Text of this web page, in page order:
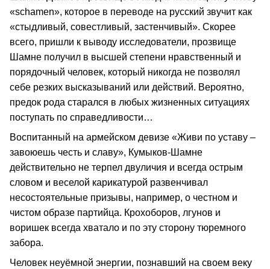
«schamen», которое в переводе на русский звучит как
«стыдливый, совестливый, застенчивый». Скорее
всего, пришли к выводу исследователи, прозвище
Шамне получил в высшей степени нравственный и
порядочный человек, который никогда не позволял
себе резких высказываний или действий. Вероятно,
предок рода старался в любых жизненных ситуациях
поступать по справедливости…
Воспитанный на армейском девизе «Живи по уставу –
завоюешь честь и славу», Кумыков-Шамне
действительно не терпел двуличия и всегда острым
словом и веселой карикатурой развенчивал
несостоятельные призывы, например, о честном и
чистом образе партийца. Крохоборов, лгунов и
воришек всегда хватало и по эту сторону тюремного
забора.
Человек неуёмной энергии, познавший на своем веку